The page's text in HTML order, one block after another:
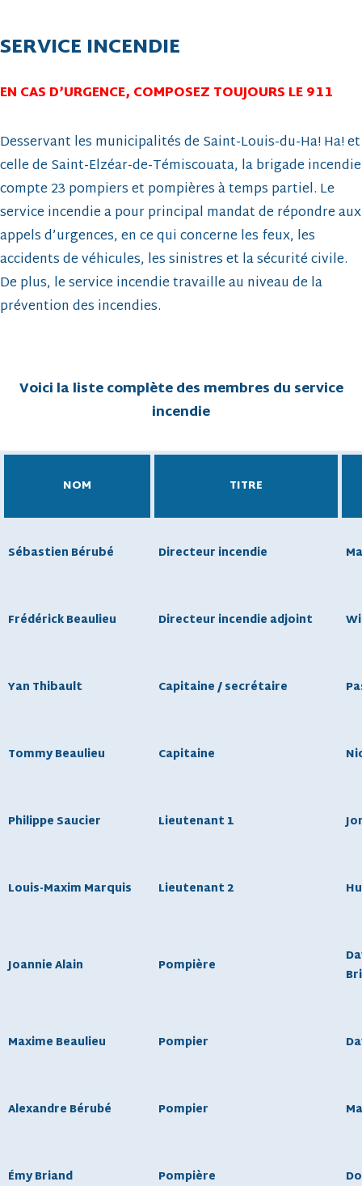
SERVICE INCENDIE
EN CAS D’URGENCE, COMPOSEZ TOUJOURS LE 911
Desservant les municipalités de Saint-Louis-du-Ha! Ha! et
celle de Saint-Elzéar-de-Témiscouata, la brigade incendie
compte 23 pompiers et pompières à temps partiel. Le
service incendie a pour principal mandat de répondre aux
appels d’urgences, en ce qui concerne les feux, les
accidents de véhicules, les sinistres et la sécurité civile.
De plus, le service incendie travaille au niveau de la
prévention des incendies.
Voici la liste complète des membres du service
incendie
NOM TITRE
Sébastien Bérubé Directeur incendie
Frédérick Beaulieu Directeur incendie adjoint
Yan Thibault Capitaine / secrétaire
Tommy Beaulieu Capitaine
Philippe Saucier Lieutenant 1
Louis-Maxim Marquis Lieutenant 2
Joannie Alain Pompière
Maxime Beaulieu Pompier
Alexandre Bérubé Pompier
Émy Briand Pompière